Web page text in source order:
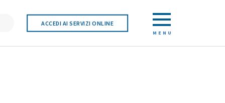
ACCEDI AI SERVIZI ONLINE
MENU